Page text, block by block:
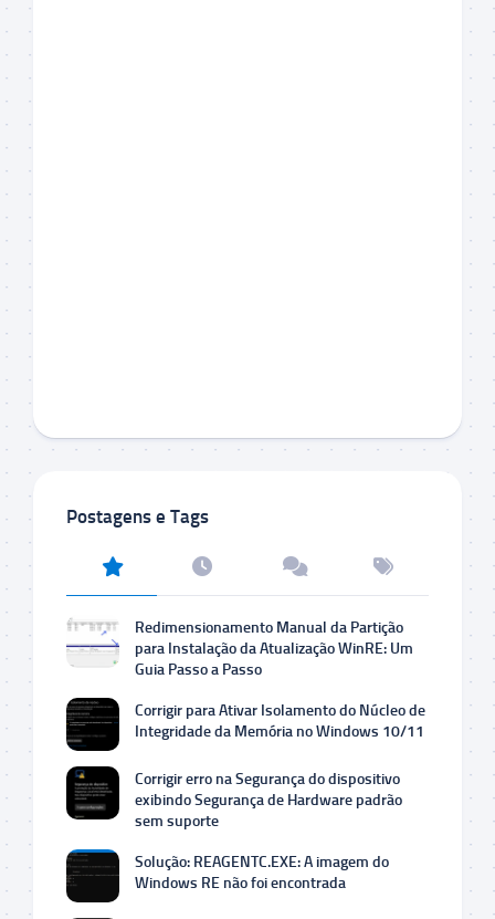
Postagens e Tags
Redimensionamento Manual da Partição
para Instalação da Atualização WinRE: Um
Guia Passo a Passo
Corrigir para Ativar Isolamento do Núcleo de
Integridade da Memória no Windows 10/11
Corrigir erro na Segurança do dispositivo
exibindo Segurança de Hardware padrão
sem suporte
Solução: REAGENTC.EXE: A imagem do
Windows RE não foi encontrada